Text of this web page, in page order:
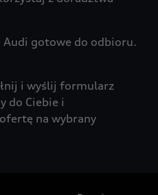
Audi gotowe do odbioru.
i wyślij formularz
do Ciebie i
na wybrany